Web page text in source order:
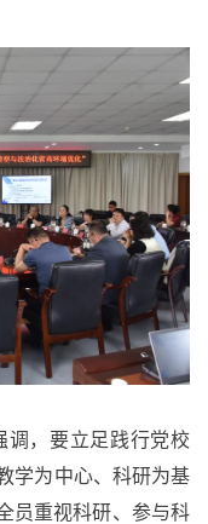
调，要立足践行党校
学为中心、科研为基
员重视科研、参与科